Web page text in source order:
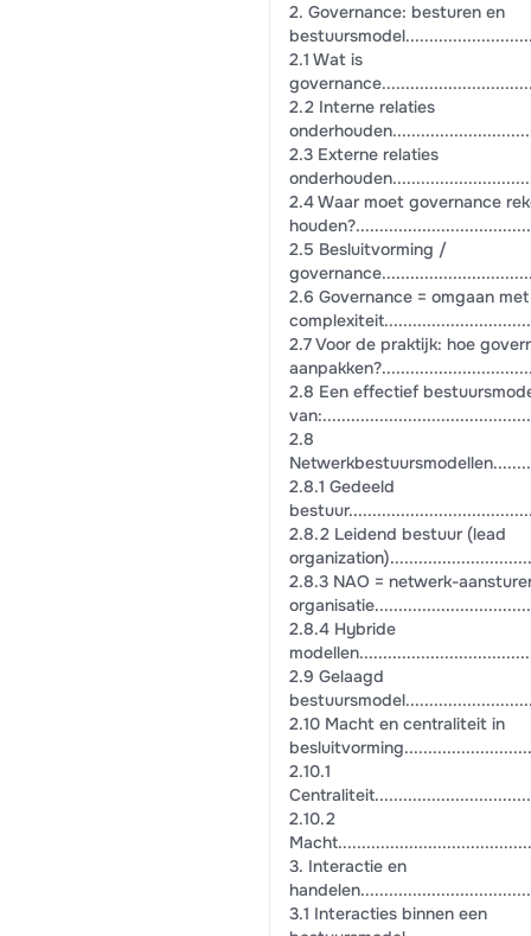
2. Governance: besturen en
2.1 Wat is
2.2 Interne relaties
2.3 Externe relaties
2.4 Waar moet governance
2.5 Besluitvorming /
2.6 Governance = omgaan met
2.7 Voor de praktijk: hoe
2.8 Een effectief
2.8
2.8.1 Gedeeld
2.8.2 Leidend bestuur (lead
2.8.3 NAO = netwerk-
2.8.4 Hybride
2.9 Gelaagd
2.10 Macht en centraliteit in
2.10.1
2.10.2
3. Interactie en
3.1 Interacties binnen een